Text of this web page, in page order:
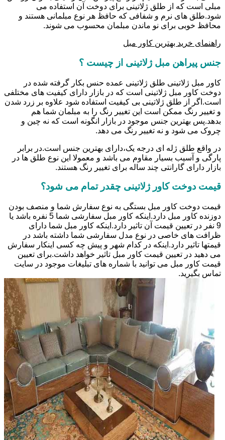
مبلی است که از طلق ژلاتینی برای دوخت آن استفاده می
شود.طلق های نرم و شفافی که حافظ هر نوع مبلمانی هستند و
محافظ خوبی برای نو ماندن مبلمان محسوب می شوند.
راهنمای خرید بهترین کاور مبل
جنس پیراهن مبل ژلاتینی از چیست ؟
کاور مبل ژلاتینی طلق ژلاتینی عمده حنس بکار گرفته شده در
دوخت کاور مبل ژلاتینی است که در بازار دارای کیفیت های مختلفی
است.اگر از طلق ژلاتینی بی کیفیت استفاده شود علاوه بر زرد شدن
و تغییر رنگ ممکن است این تغییر رنگ را به مبلمان شما هم
بدهد.پس بهترین جنس موجود در بازار انگونه است که نه چین و
چروک می شود و نه تغییر رنگ می دهد.
در واقع طلق ژله ای درجه یک،دارای بهترین جنس است.در برابر
پارگی و آسیب بسیار مقاوم می باشد و معمولا این نوع طلق ها در
بازار دارای گارانتی چند ساله برای تغییر رنگ هستند.
قیمت دوخت کاور ژلاتینی چقدر تمام می شود؟
قیمت دوخت کاور مبل بستگی به نوع سفارش شما و منصف بودن
دوزنده کاور مبل دارد.اینکه کاور مبل سفارشی شما 5 نفره باشد یا
9 نفر در تعیین قیمت آن تاثیر دارد.اینکه کاور مبل شما دارای
ظرافت های خاصی در نوع مدل سفارشی شما داشته باشد در
قیمتها تاثیر دارد.اینکه در کدام شهر و پیش چه کسی اینکار سفارش
می دهید در تعیین قیمت کاور مبل تاثیر خواهد داشت.برای تعیین
قیمت کاور مبل می توانید با شماره های تبلیغات موجود در سایت
تماس بگیرید.